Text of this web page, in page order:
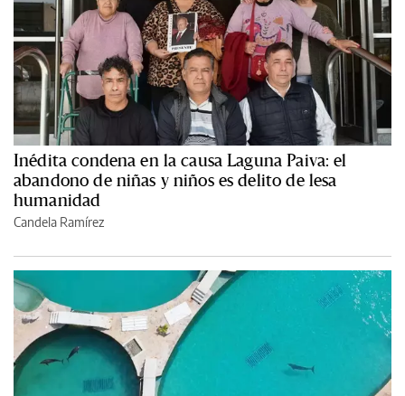
Inédita condena en la causa Laguna Paiva: el
abandono de niñas y niños es delito de lesa
humanidad
Candela Ramírez